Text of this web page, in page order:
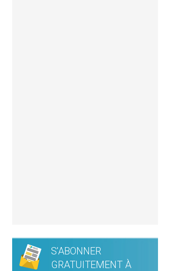
S'ABONNER
GRATUITEMENT À